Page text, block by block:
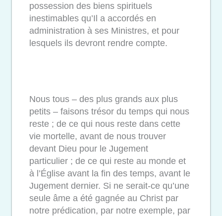
possession des biens spirituels
inestimables qu’Il a accordés en
administration à ses Ministres, et pour
lesquels ils devront rendre compte.
Nous tous – des plus grands aux plus
petits – faisons trésor du temps qui nous
reste ; de ce qui nous reste dans cette
vie mortelle, avant de nous trouver
devant Dieu pour le Jugement
particulier ; de ce qui reste au monde et
à l’Église avant la fin des temps, avant le
Jugement dernier. Si ne serait-ce qu’une
seule âme a été gagnée au Christ par
notre prédication, par notre exemple, par